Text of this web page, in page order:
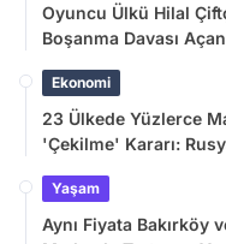
Oyuncu Ülkü Hilal
Boşanma Davası
Ekonomi
23 Ülkede Yüzlerce
'Çekilme' Kararı:
Yaşam
Aynı Fiyata Bakırköy